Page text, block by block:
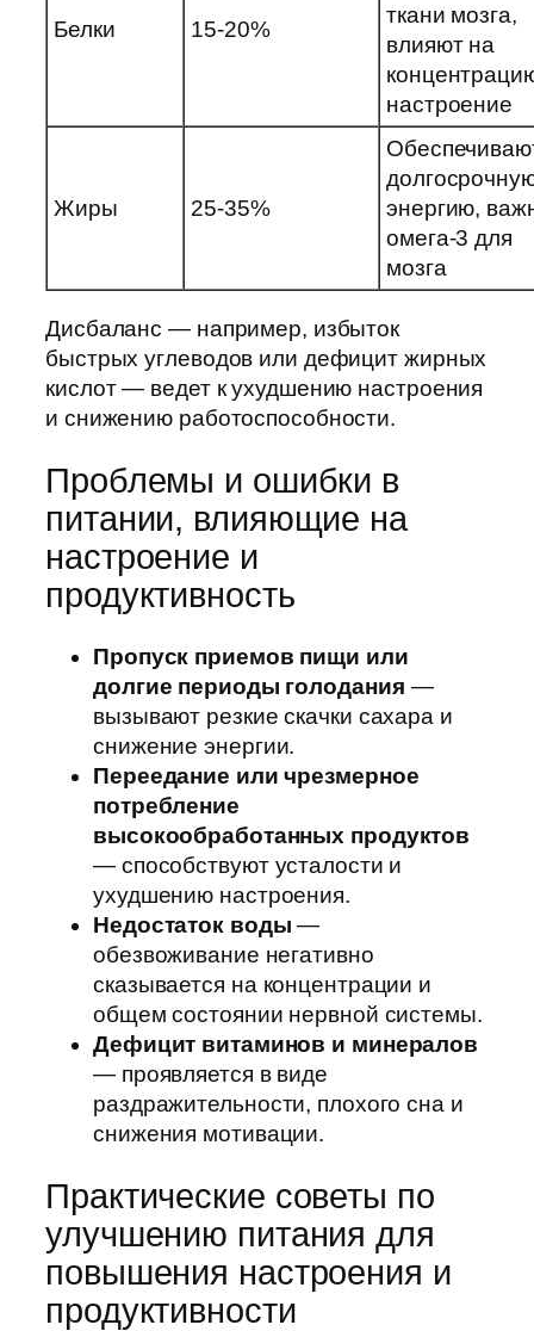
Белки 15-20%
ткани мозга,
влияют на
настроение
Жиры 25-35%
энергию,
омега-3 для
мозга
Дисбаланс — например, избыток
быстрых углеводов или дефицит жирных
кислот — ведет к ухудшению настроения
и снижению работоспособности.
Проблемы и ошибки в
питании, влияющие на
настроение и
продуктивность
Пропуск приемов пищи или
долгие периоды голодания —
вызывают резкие скачки сахара и
снижение энергии.
Переедание или чрезмерное
потребление
высокообработанных продуктов
— способствуют усталости и
ухудшению настроения.
Недостаток воды —
обезвоживание негативно
сказывается на концентрации и
общем состоянии нервной системы.
Дефицит витаминов и минералов
— проявляется в виде
раздражительности, плохого сна и
снижения мотивации.
Практические советы по
улучшению питания для
повышения настроения и
продуктивности